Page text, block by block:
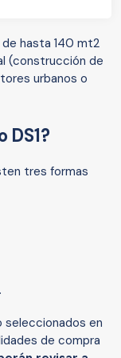
hasta 140 mt2
(construcción de
urbanos o
tres formas
seleccionados en
de compra